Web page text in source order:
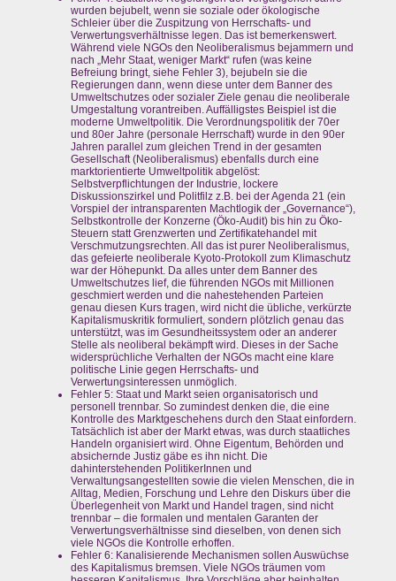
wurden bejubelt, wenn sie soziale oder ökologische
Schleier über die Zuspitzung von Herrschafts- und
Verwertungsverhältnisse legen. Das ist bemerkenswert.
Während viele NGOs den Neoliberalismus bejammern und
nach „Mehr Staat, weniger Markt“ rufen (was keine
Befreiung bringt, siehe Fehler 3), bejubeln sie die
Regierungen dann, wenn diese unter dem Banner des
Umweltschutzes oder sozialer Ziele genau die neoliberale
Umgestaltung vorantreiben. Auffälligstes Beispiel ist die
moderne Umweltpolitik. Die Verordnungspolitik der 70er
und 80er Jahre (personale Herrschaft) wurde in den 90er
Jahren parallel zum gleichen Trend in der gesamten
Gesellschaft (Neoliberalismus) ebenfalls durch eine
marktorientierte Umweltpolitik abgelöst:
Selbstverpflichtungen der Industrie, lockere
Diskussionszirkel und Politfilz z.B. bei der Agenda 21 (ein
Vorspiel der intransparenten Machtlogik der „Governance“),
Selbstkontrolle der Konzerne (Öko-Audit) bis hin zu Öko-
Steuern statt Grenzwerten und Zertifikatehandel mit
Verschmutzungsrechten. All das ist purer Neoliberalismus,
das gefeierte neoliberale Kyoto-Protokoll zum Klimaschutz
war der Höhepunkt. Da alles unter dem Banner des
Umweltschutzes lief, die führenden NGOs mit Millionen
geschmiert werden und die nahestehenden Parteien
genau diesen Kurs tragen, wird nicht die übliche, verkürzte
Kapitalismuskritik formuliert, sondern plötzlich genau das
unterstützt, was im Gesundheitssystem oder an anderer
Stelle als neoliberal bekämpft wird. Dieses in der Sache
widersprüchliche Verhalten der NGOs macht eine klare
politische Linie gegen Herrschafts- und
Verwertungsinteressen unmöglich.
Fehler 5: Staat und Markt seien organisatorisch und
personell trennbar. So zumindest denken die, die eine
Kontrolle des Marktgeschehens durch den Staat einfordern.
Tatsächlich ist aber der Markt etwas, was durch staatliches
Handeln organisiert wird. Ohne Eigentum, Behörden und
absichernde Justiz gäbe es ihn nicht. Die
dahinterstehenden PolitikerInnen und
Verwaltungsangestellten sowie die vielen Menschen, die in
Alltag, Medien, Forschung und Lehre den Diskurs über die
Überlegenheit von Markt und Handel tragen, sind nicht
trennbar – die formalen und mentalen Garanten der
Verwertungsverhältnisse sind dieselben, von denen sich
viele NGOs die Kontrolle erhoffen.
Fehler 6: Kanalisierende Mechanismen sollen Auswüchse
des Kapitalismus bremsen. Viele NGOs träumen vom